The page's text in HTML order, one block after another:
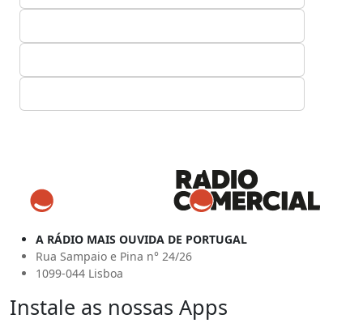
A RÁDIO MAIS OUVIDA DE PORTUGAL
Rua Sampaio e Pina n° 24/26
1099-044 Lisboa
Instale as nossas Apps